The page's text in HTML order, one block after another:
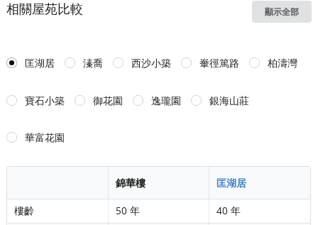
相關屋苑比較 顯示全部
匡湖居 溱喬 西沙小築 輋徑篤路 柏濤灣
寶石小築 御花園 逸瓏園 銀海山莊
華富花園
錦華樓 匡湖居
樓齡 50 年
40 年